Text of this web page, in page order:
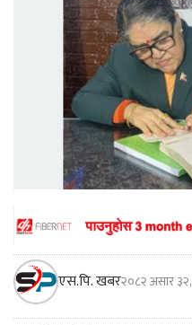
एस.पि. खबर२०८२ असार